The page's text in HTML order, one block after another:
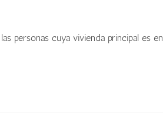
personas cuya vivienda principal es en